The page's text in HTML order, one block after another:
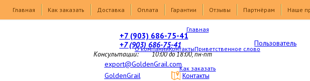
Главная
Как заказать Доставка Оплата Гарантии Отзывы Партнёрам Наше
Главная
О компанииКонтактыПриветственное слово
Как заказать
+7 (903) 686-75-41
+7 (903) 686-75-41
Консультации: 10:00 до 18:00, пн-пт
export@GoldenGrail.com
GoldenGrail
Контакты
Пользователь